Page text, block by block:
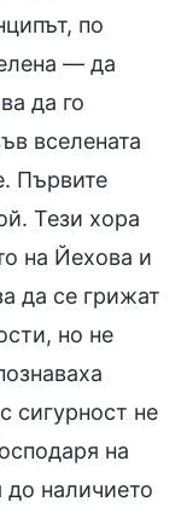
по
— да
да го
вселената
Първите
Тези хора
на Йехова и
да се грижат
но не
сигурност не
на
наличието